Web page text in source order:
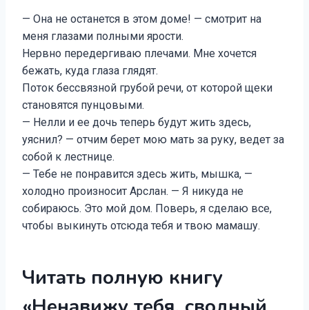
— Она не останется в этом доме! — смотрит на
меня глазами полными ярости.
Нервно передергиваю плечами. Мне хочется
бежать, куда глаза глядят.
Поток бессвязной грубой речи, от которой щеки
становятся пунцовыми.
— Нелли и ее дочь теперь будут жить здесь,
уяснил? — отчим берет мою мать за руку, ведет за
собой к лестнице.
— Тебе не понравится здесь жить, мышка, —
холодно произносит Арслан. — Я никуда не
собираюсь. Это мой дом. Поверь, я сделаю все,
чтобы выкинуть отсюда тебя и твою мамашу.
Читать полную книгу